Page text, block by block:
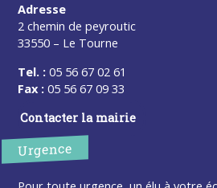
Adresse
2 chemin de peyroutic
33550 – Le Tourne
Tel. : 05 56 67 02 61
Fax : 05 56 67 09 33
Contacter la mairie
Urgence